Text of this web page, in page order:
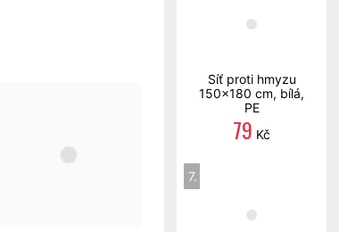
Síť proti hmyzu
150x180 cm, bílá,
PE
79 Kč
7.